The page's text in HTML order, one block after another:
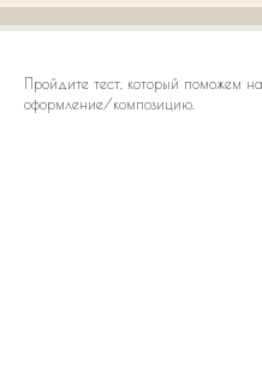
Пройдите тест, который поможем
оформление/композицию.